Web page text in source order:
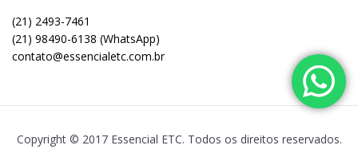
(21) 2493-7461
(21) 98490-6138 (WhatsApp)
contato@essencialetc.com.br
Copyright © 2017 Essencial ETC. Todos os direitos reservados.